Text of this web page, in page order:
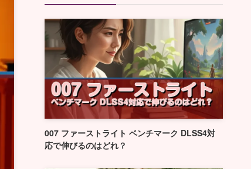
007 ファーストライト ベンチマーク DLSS4対
応で伸びるのはどれ？